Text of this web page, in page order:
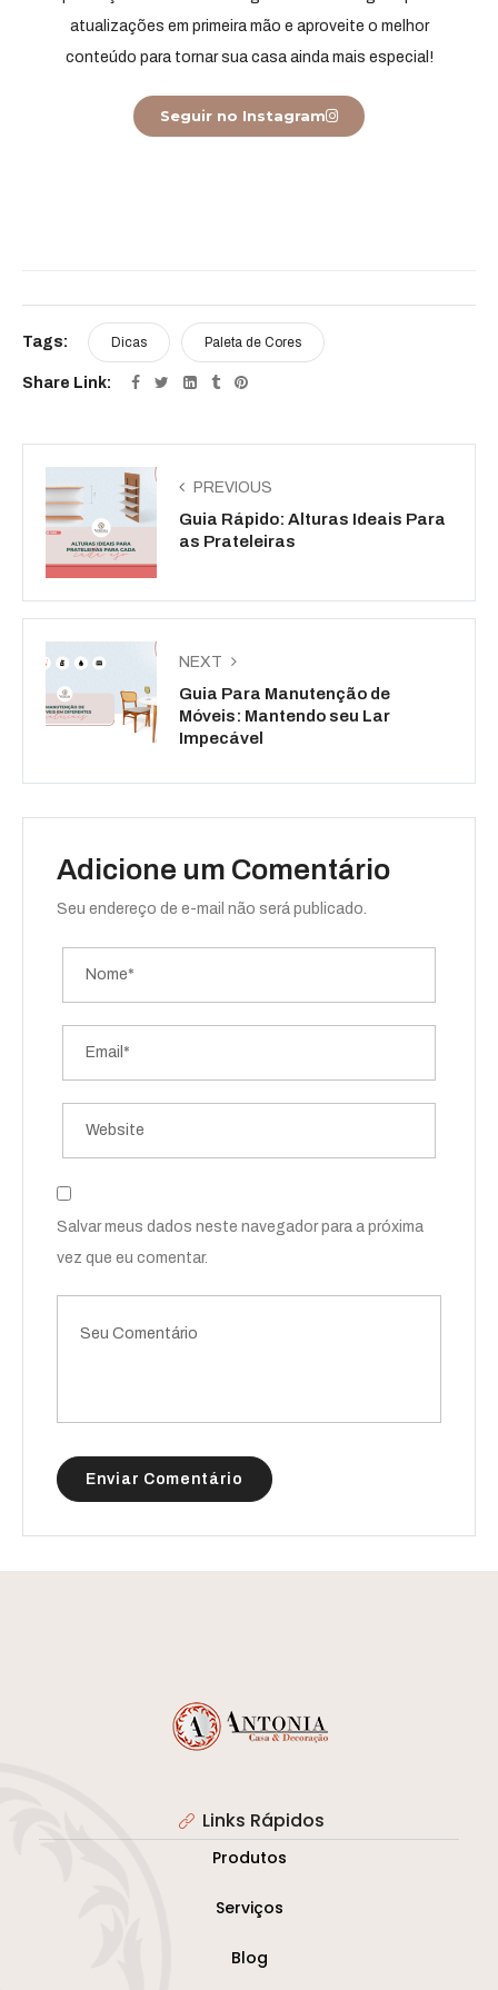
atualizações em primeira mão e aproveite o melhor
conteúdo para tornar sua casa ainda mais especial!
Seguir no Instagram
Tags: Dicas Paleta de Cores
Share Link:
PREVIOUS
Guia Rápido: Alturas Ideais Para
as Prateleiras
NEXT
Guia Para Manutenção de
Móveis: Mantendo seu Lar
Impecável
Adicione um Comentário
Seu endereço de e-mail não será publicado.
Salvar meus dados neste navegador para a próxima
vez que eu comentar.
Links Rápidos
Produtos
Serviços
Blog